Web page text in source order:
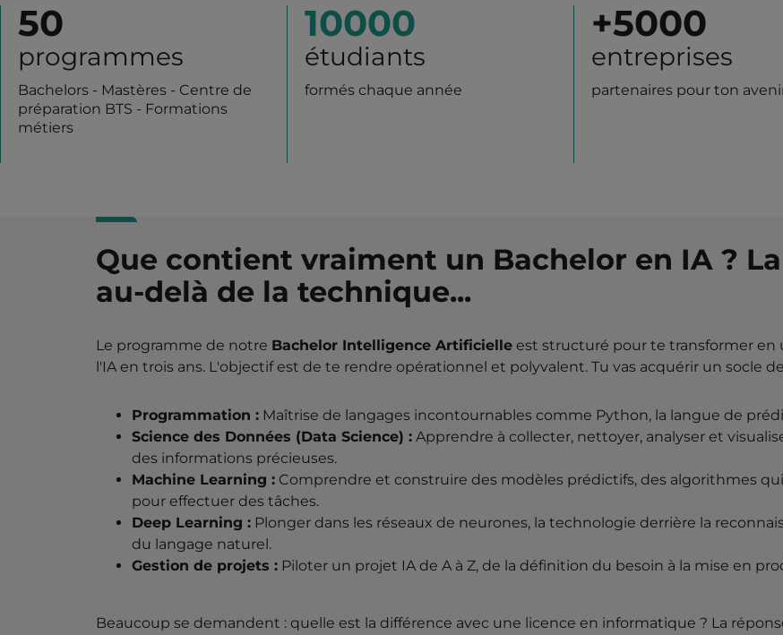
50
programmes
Bachelors - Mastères - Centre de
préparation BTS - Formations
métiers
10000
étudiants
formés chaque année
+5000
entreprises
partenaires pour ton
Que contient vraiment un Bachelor en IA ?
au-delà de la technique...
Le programme de notre Bachelor Intelligence Artificielleest structuré pour te transformer en
l'IA en trois ans. L'objectif est de te rendre opérationnel et polyvalent. Tu vas acquérir un socle
Programmation :Maîtrise de langages incontournables comme Python, la langue de
Science des Données (Data Science) :Apprendre à collecter, nettoyer, analyser et
des informations précieuses.
Machine Learning :Comprendre et construire des modèles prédictifs, des algorithmes
pour effectuer des tâches.
Deep Learning :Plonger dans les réseaux de neurones, la technologie derrière la
du langage naturel.
Gestion de projets :Piloter un projet IA de A à Z, de la définition du besoin à la mise en
Beaucoup se demandent : quelle est la différence avec une licence en informatique ? La